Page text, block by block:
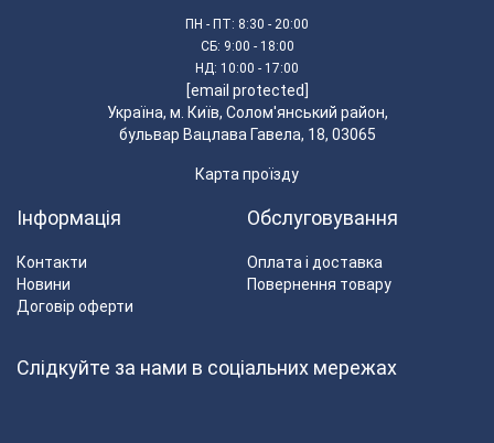
ПН - ПТ: 8:30 - 20:00
СБ: 9:00 - 18:00
НД: 10:00 - 17:00
[email protected]
Українa, м. Київ, Солом'янський район,
бульвар Вацлава Гавела, 18, 03065
Карта проїзду
Інформація
Контакти
Новини
Договір оферти
Обслуговування
Оплата і доставка
Повернення товару
Слідкуйте за нами в соціальних мережах